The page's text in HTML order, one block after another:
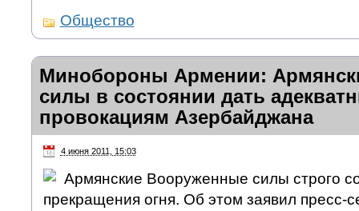
Общество
Минобороны Армении:
силы в состоянии дать
провокациям Азербайджана
4 июня 2011, 15:03
Армянские Вооруженные силы строго
прекращения огня. Об этом заявил пресс-